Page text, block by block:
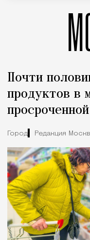
Почти
продуктов в
просроченной
Город Редакция